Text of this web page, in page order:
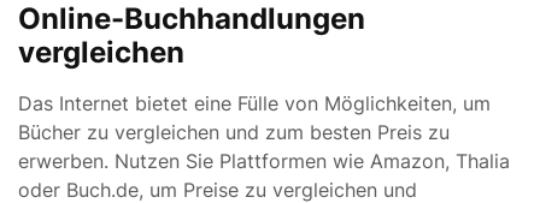
Online-Buchhandlungen
vergleichen
Das Internet bietet eine Fülle von Möglichkeiten, um
Bücher zu vergleichen und zum besten Preis zu
erwerben. Nutzen Sie Plattformen wie Amazon, Thalia
oder Buch.de, um Preise zu vergleichen und